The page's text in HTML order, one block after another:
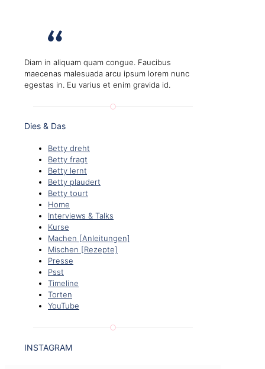
Diam in aliquam quam congue. Faucibus
maecenas malesuada arcu ipsum lorem nunc
egestas in. Eu varius et enim gravida id.
Dies & Das
Betty dreht
Betty fragt
Betty lernt
Betty plaudert
Betty tourt
Home
Interviews & Talks
Kurse
Machen [Anleitungen]
Mischen [Rezepte]
Presse
Psst
Timeline
Torten
YouTube
INSTAGRAM